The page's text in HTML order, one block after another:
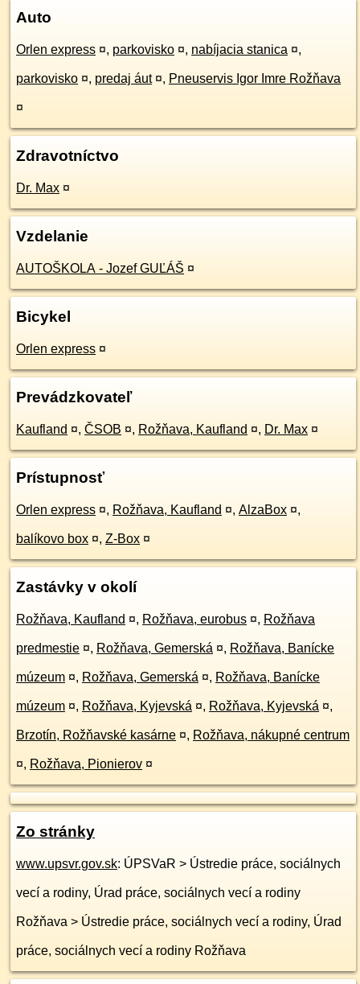
Auto
Orlen express ¤, parkovisko ¤, nabíjacia stanica ¤,
parkovisko ¤, predaj áut ¤, Pneuservis Igor Imre Rožňava
¤
Zdravotníctvo
Dr. Max ¤
Vzdelanie
AUTOŠKOLA - Jozef GUĽÁŠ ¤
Bicykel
Orlen express ¤
Prevádzkovateľ
Kaufland ¤, ČSOB ¤, Rožňava, Kaufland ¤, Dr. Max ¤
Prístupnosť
Orlen express ¤, Rožňava, Kaufland ¤, AlzaBox ¤,
balíkovo box ¤, Z-Box ¤
Zastávky v okolí
Rožňava, Kaufland ¤, Rožňava, eurobus ¤, Rožňava
predmestie ¤, Rožňava, Gemerská ¤, Rožňava, Banícke
múzeum ¤, Rožňava, Gemerská ¤, Rožňava, Banícke
múzeum ¤, Rožňava, Kyjevská ¤, Rožňava, Kyjevská ¤,
Brzotín, Rožňavské kasárne ¤, Rožňava, nákupné centrum
¤, Rožňava, Pionierov ¤
Zo stránky
www.upsvr.gov.sk: ÚPSVaR > Ústredie práce, sociálnych
vecí a rodiny, Úrad práce, sociálnych vecí a rodiny
Rožňava > Ústredie práce, sociálnych vecí a rodiny, Úrad
práce, sociálnych vecí a rodiny Rožňava